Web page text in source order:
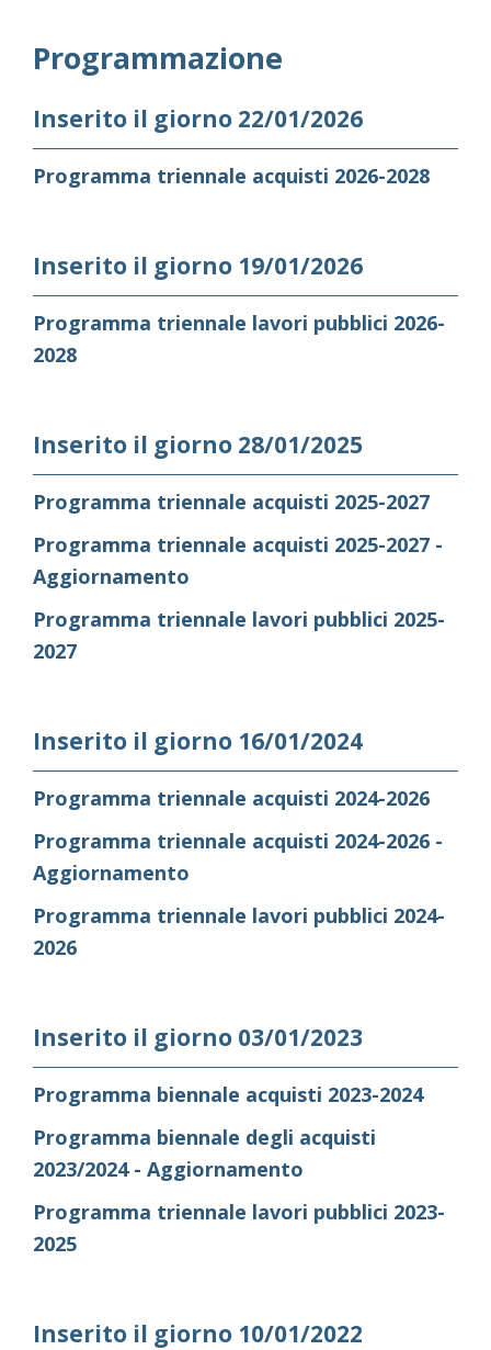
Programmazione
Inserito il giorno 22/01/2026
Programma triennale acquisti 2026-2028
Inserito il giorno 19/01/2026
Programma triennale lavori pubblici 2026-
2028
Inserito il giorno 28/01/2025
Programma triennale acquisti 2025-2027
Programma triennale acquisti 2025-2027 -
Aggiornamento
Programma triennale lavori pubblici 2025-
2027
Inserito il giorno 16/01/2024
Programma triennale acquisti 2024-2026
Programma triennale acquisti 2024-2026 -
Aggiornamento
Programma triennale lavori pubblici 2024-
2026
Inserito il giorno 03/01/2023
Programma biennale acquisti 2023-2024
Programma biennale degli acquisti
2023/2024 - Aggiornamento
Programma triennale lavori pubblici 2023-
2025
Inserito il giorno 10/01/2022